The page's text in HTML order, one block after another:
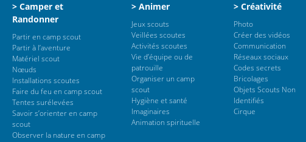
> Camper et
Randonner
Partir en camp scout
Partir à l’aventure
Matériel scout
Nœuds
Installations scoutes
Faire du feu en camp scout
Tentes surélevées
Savoir s’orienter en camp
scout
Observer la nature en camp
> Animer
Jeux scouts
Veillées scoutes
Activités scoutes
Vie d’équipe ou de
patrouille
Organiser un camp
scout
Hygiène et santé
Imaginaires
Animation spirituelle
> Créativité
Photo
Créer des vidéos
Communication
Réseaux sociaux
Codes secrets
Bricolages
Objets Scouts Non
Identifiés
Cirque